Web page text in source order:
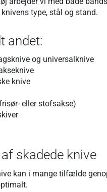
type, stål og stand.
andet:
og universalknive
knive
eller stofsakse)
skadede knive
kan i mange tilfælde